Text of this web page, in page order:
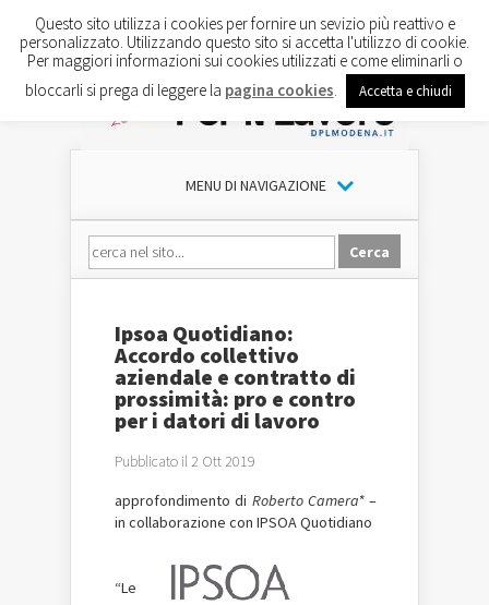
MENU DI NAVIGAZIONE
Ipsoa Quotidiano:
Accordo collettivo
aziendale e contratto di
prossimità: pro e contro
per i datori di lavoro
Pubblicato il 2 Ott 2019
approfondimento di Roberto Camera*–
in collaborazione con IPSOA Quotidiano
“Le
Questo sito utilizza i cookies per fornire un sevizio più reattivo e
personalizzato. Utilizzando questo sito si accetta l'utilizzo di cookie.
Per maggiori informazioni sui cookies utilizzati e come eliminarli o
bloccarli si prega di leggere la pagina cookies Accetta e chiudi